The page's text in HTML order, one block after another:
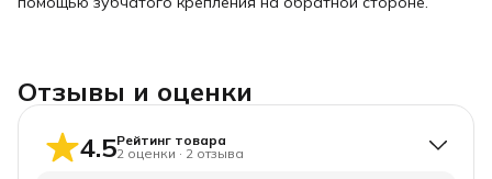
Отзывы и оценки
4.5Рейтинг товара
2 оценки · 2 отзыва